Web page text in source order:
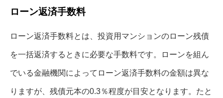
ローン返済手数料
ローン返済手数料とは、投資用マンションのローン残債
を一括返済するときに必要な手数料です。ローンを組ん
でいる金融機関によってローン返済手数料の金額は異な
りますが、残債元本の0.3％程度が目安となります。たと